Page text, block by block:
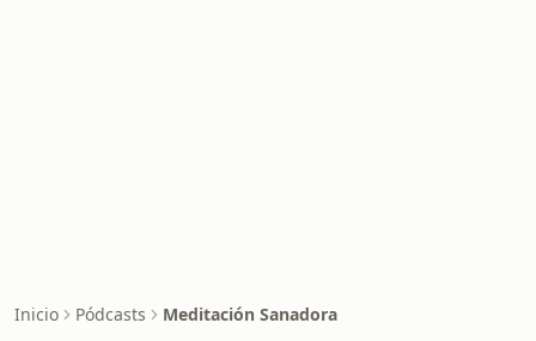
Inicio Pódcasts Meditación Sanadora